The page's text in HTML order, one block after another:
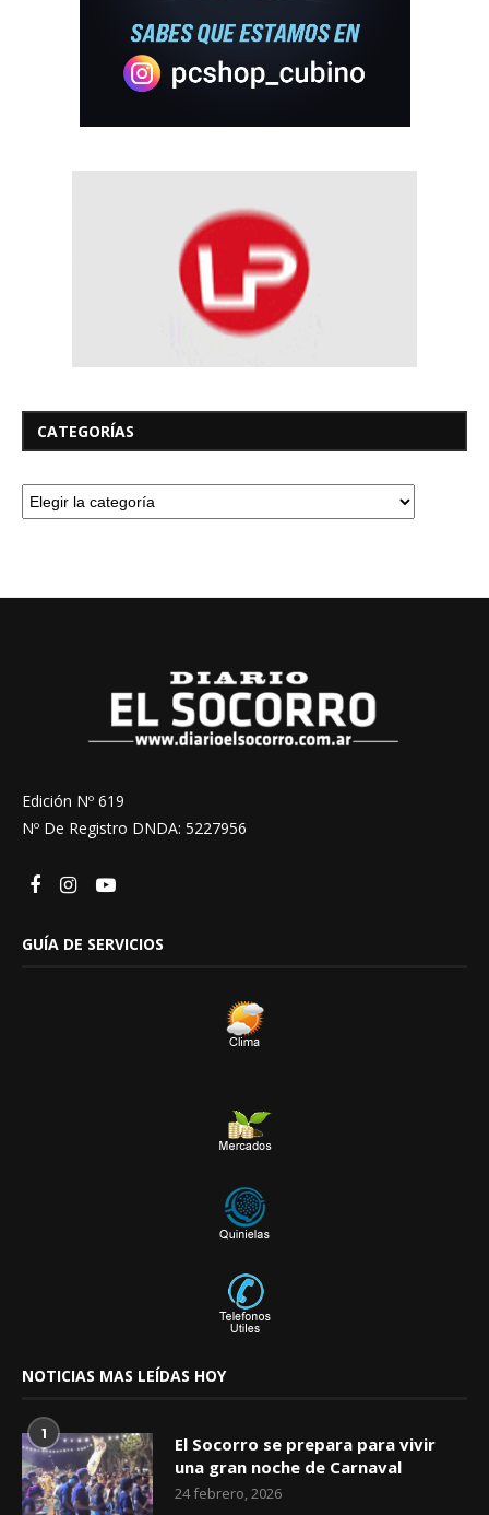
CATEGORÍAS
Edición Nº 619
Nº De Registro DNDA: 5227956
GUÍA DE SERVICIOS
NOTICIAS MAS LEÍDAS HOY
1
El Socorro se prepara para vivir
una gran noche de Carnaval
24 febrero, 2026